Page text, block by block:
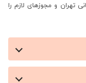
تهران و مجوزهای لازم را